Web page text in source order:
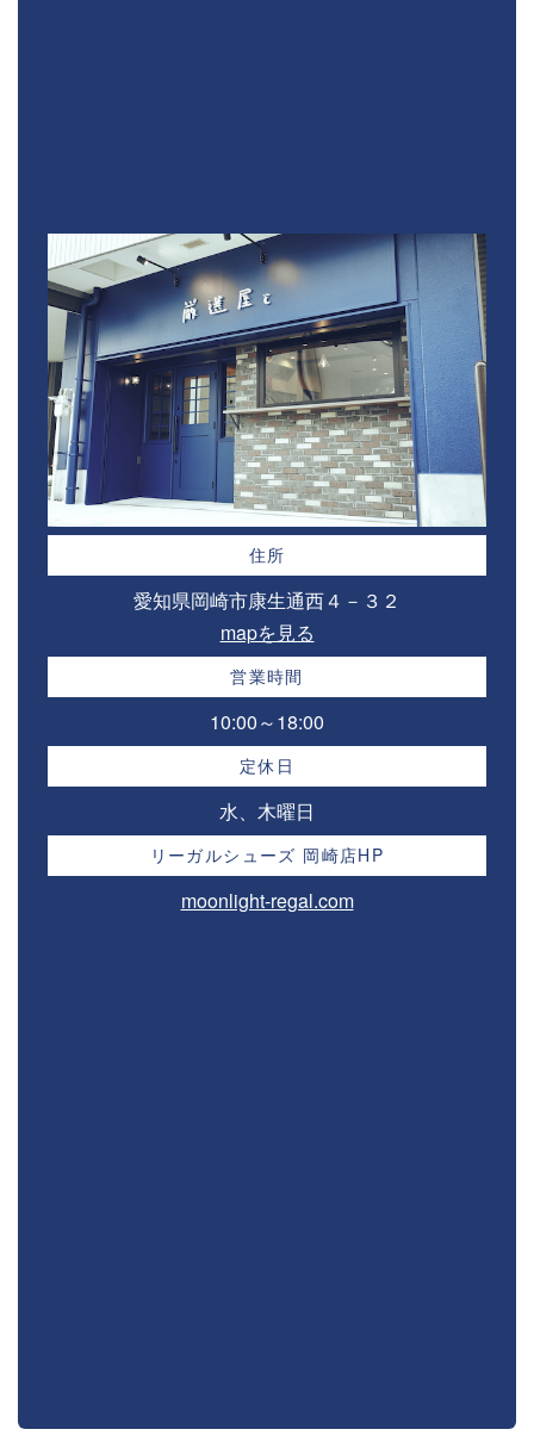
住所
愛知県岡崎市康生通西４－３２⁣
mapを見る
営業時間
10:00～18:00⁣
定休日
水、木曜日
リーガルシューズ 岡崎店HP
moonlight-regal.com